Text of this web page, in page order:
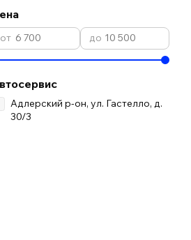
Адлерский р-он, ул. Гастелло, д.
30/3